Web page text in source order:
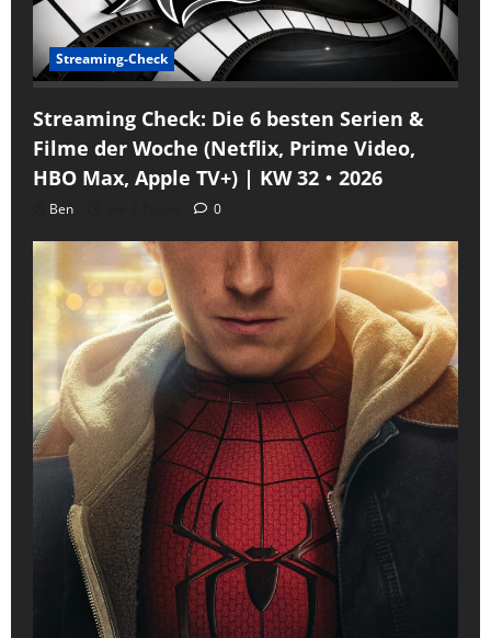
Streaming-Check
Streaming Check: Die 6 besten Serien &
Filme der Woche (Netflix, Prime Video,
HBO Max, Apple TV+) | KW 32・2026
Ben 0